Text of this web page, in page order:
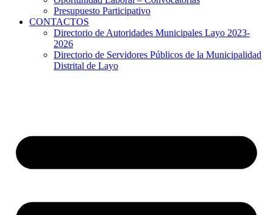
Presupuesto Participativo
CONTACTOS
Directorio de Autoridades Municipales Layo 2023-
2026
Directorio de Servidores Públicos de la Municipalidad
Distrital de Layo